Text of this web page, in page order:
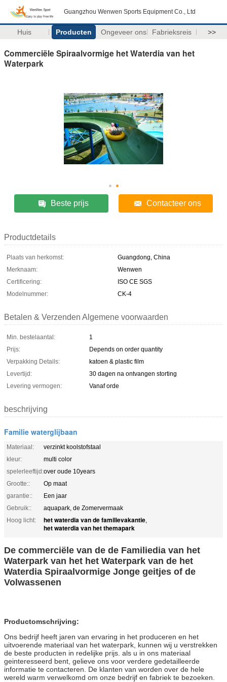
Guangzhou Wenwen Sports Equipment Co., Ltd
Huis Producten Ongeveer ons Fabrieksreis >>
Commerciële Spiraalvormige het Waterdia van het
Waterpark
Beste prijs Contacteer ons
Productdetails
Plaats van herkomst:
Guangdong, China
Merknaam:
Wenwen
Certificering:
ISO CE SGS
Modelnummer:
CK-4
Betalen & Verzenden Algemene voorwaarden
Min. bestelaantal:
1
Prijs:
Depends on order quantity
Verpakking Details:
katoen & plastic film
Levertijd:
30 dagen na ontvangen storting
Levering vermogen:
Vanaf orde
beschrijving
Familie waterglijbaan
Materiaal:
verzinkt koolstofstaal
kleur:
multi color
spelerleeftijd:over oude 10years
Grootte::
Op maat
garantie::
Een jaar
Gebruik::
aquapark, de Zomervermaak
Hoog licht:
het waterdia van de familievakantie,
het waterdia van het themapark
De commerciële van de de Familiedia van het
Waterpark van het het Waterpark van de het
Waterdia Spiraalvormige Jonge geitjes of de
Volwassenen
Productomschrijving:
Ons bedrijf heeft jaren van ervaring in het produceren en het
uitvoerende materiaal van het waterpark, kunnen wij u verstrekken
de beste producten in redelijke prijs. als u in ons materiaal
geinteresseerd bent, gelieve ons voor verdere gedetailleerde
informatie te contacteren. De klanten van worden over de hele
wereld warm verwelkomd om onze bedrijf en fabriek te bezoeken.